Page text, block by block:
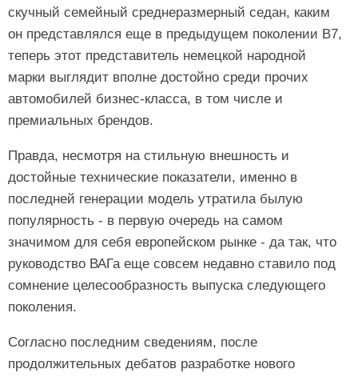
скучный семейный среднеразмерный седан, каким
он представлялся еще в предыдущем поколении B7,
теперь этот представитель немецкой народной
марки выглядит вполне достойно среди прочих
автомобилей бизнес-класса, в том числе и
премиальных брендов.
Правда, несмотря на стильную внешность и
достойные технические показатели, именно в
последней генерации модель утратила былую
популярность - в первую очередь на самом
значимом для себя европейском рынке - да так, что
руководство ВАГа еще совсем недавно ставило под
сомнение целесообразность выпуска следующего
поколения.
Согласно последним сведениям, после
продолжительных дебатов разработке нового